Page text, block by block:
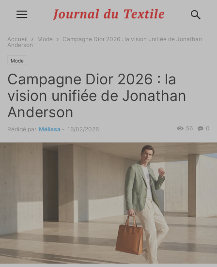
Accueil Mode
Campagne Dior 2026 : la vision unifiée de Jonathan
Anderson
Mode
Campagne Dior 2026 : la
vision unifiée de Jonathan
Anderson
Rédigé par Mélissa - 16/02/2026 0
56